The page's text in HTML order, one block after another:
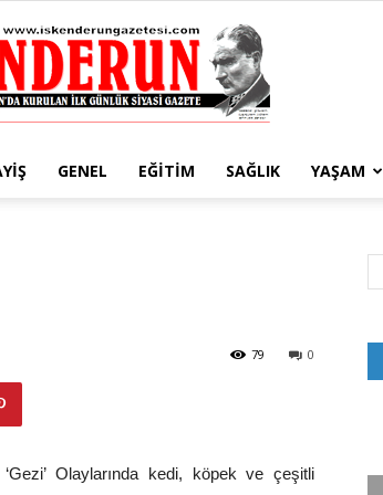
GENEL EĞITIM SAĞLIK YAŞAM
0
79
Olaylarında kedi, köpek ve çeşitli